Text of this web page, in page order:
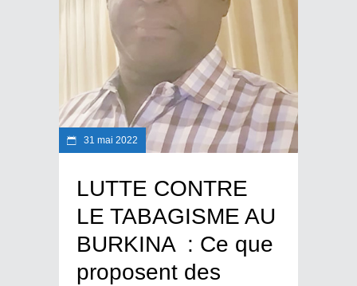
31 mai 2022
LUTTE CONTRE
LE TABAGISME AU
BURKINA : Ce que
proposent des